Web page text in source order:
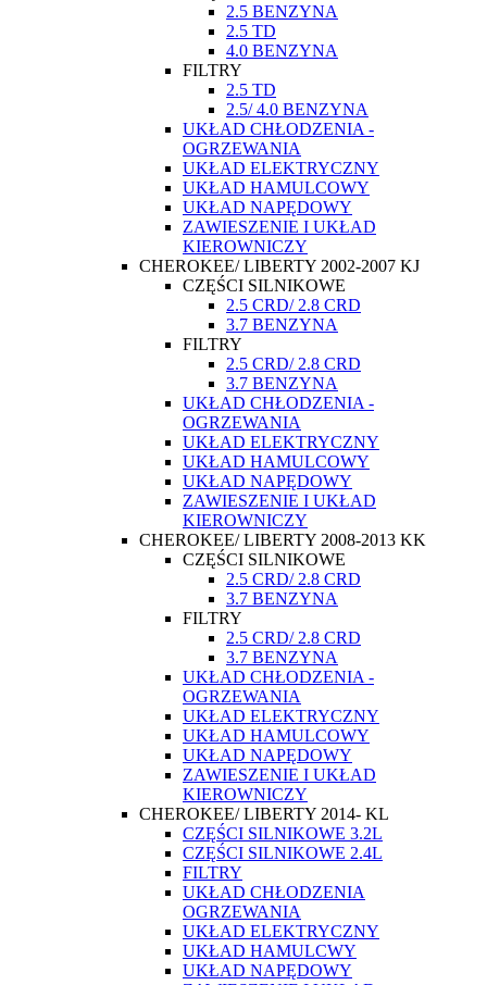
2.5 BENZYNA
2.5 TD
4.0 BENZYNA
FILTRY
2.5 TD
2.5/ 4.0 BENZYNA
UKŁAD CHŁODZENIA -
OGRZEWANIA
UKŁAD ELEKTRYCZNY
UKŁAD HAMULCOWY
UKŁAD NAPĘDOWY
ZAWIESZENIE I UKŁAD
KIEROWNICZY
CHEROKEE/ LIBERTY 2002-2007 KJ
CZĘŚCI SILNIKOWE
2.5 CRD/ 2.8 CRD
3.7 BENZYNA
FILTRY
2.5 CRD/ 2.8 CRD
3.7 BENZYNA
UKŁAD CHŁODZENIA -
OGRZEWANIA
UKŁAD ELEKTRYCZNY
UKŁAD HAMULCOWY
UKŁAD NAPĘDOWY
ZAWIESZENIE I UKŁAD
KIEROWNICZY
CHEROKEE/ LIBERTY 2008-2013 KK
CZĘŚCI SILNIKOWE
2.5 CRD/ 2.8 CRD
3.7 BENZYNA
FILTRY
2.5 CRD/ 2.8 CRD
3.7 BENZYNA
UKŁAD CHŁODZENIA -
OGRZEWANIA
UKŁAD ELEKTRYCZNY
UKŁAD HAMULCOWY
UKŁAD NAPĘDOWY
ZAWIESZENIE I UKŁAD
KIEROWNICZY
CHEROKEE/ LIBERTY 2014- KL
CZĘŚCI SILNIKOWE 3.2L
CZĘŚCI SILNIKOWE 2.4L
FILTRY
UKŁAD CHŁODZENIA
OGRZEWANIA
UKŁAD ELEKTRYCZNY
UKŁAD HAMULCWY
UKŁAD NAPĘDOWY